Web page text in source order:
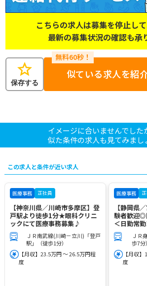
こちらの求人は募集を停止して
最新の募集状況の確認も承
star
保存する
似ている求人を紹
イメージに合いませんでした
似た条件の求人も見てみまし
この求人と条件が近い求人
医療事務 正社員
【神奈川県／川崎市多摩区】登
戸駅より徒歩1分★眼科クリニ
ックにて医療事務募集♪
ＪＲ南武線(川崎－立川)「登戸
駅」（徒歩1分）
【月収】23.5万円 ～ 26.5万円程
度
医療事務
【静岡県
験者歓迎◎
＜日勤常
ＪＲ
歩7分）
【月収】
度